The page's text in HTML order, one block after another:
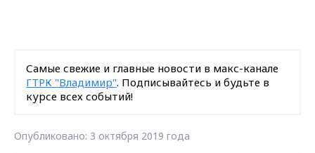
Самые свежие и главные новости в макс-канале
ГТРК "Владимир". Подписывайтесь и будьте в
курсе всех событий!
Опубликовано: 3 октября 2019 года